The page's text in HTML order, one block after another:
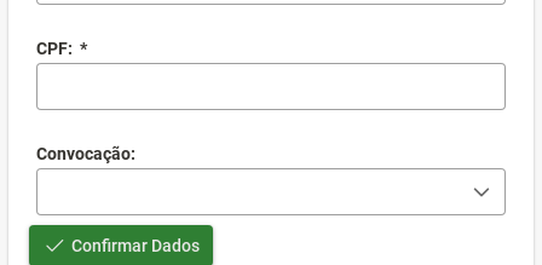
CPF: *
Convocação:
Confirmar Dados